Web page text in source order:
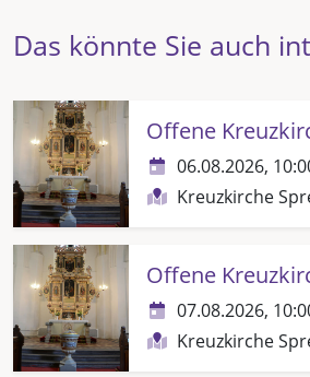
Das könnte Sie auch
Offene
06.08.2026,
Kreuzkirche
Offene
07.08.2026,
Kreuzkirche